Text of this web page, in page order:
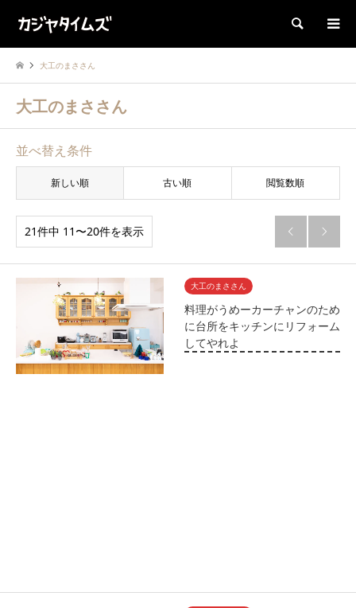
検索
大工のまささん
大工のまささん
並べ替え条件
新しい順 古い順 閲覧数順
21件中 11〜20件を表示  
大工のまささん
料理がうめーカーチャンのため
に台所をキッチンにリフォーム
してやれよ